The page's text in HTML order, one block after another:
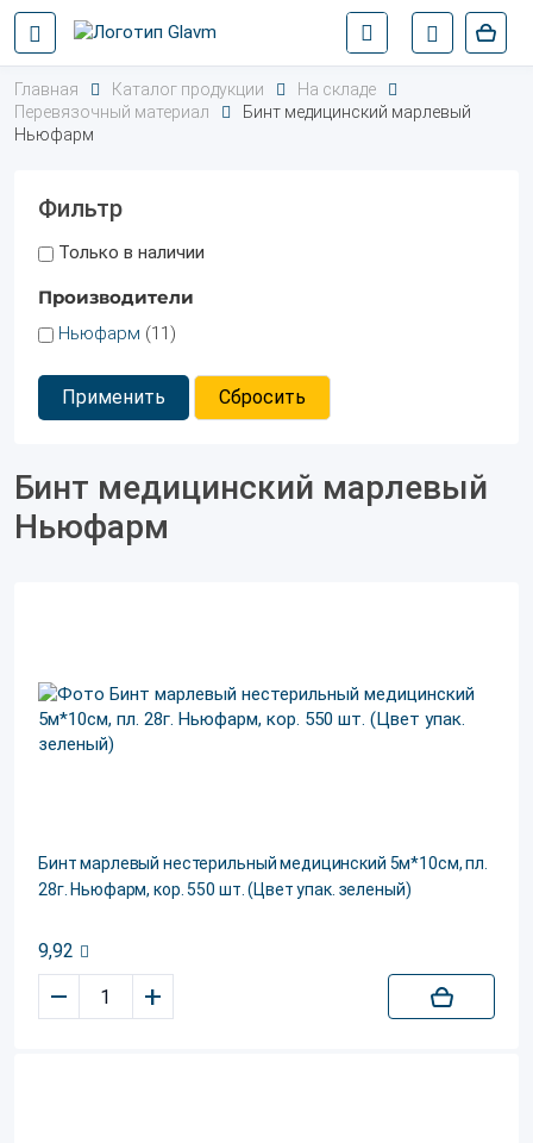
Главная Каталог продукции
На складе
Перевязочный материал
Бинт медицинский марлевый
Ньюфарм
Фильтр
Только в наличии
Производители
Ньюфарм (11)
Применить Сбросить
Бинт медицинский марлевый
Ньюфарм
Бинт марлевый нестерильный медицинский 5м*10см, пл.
28г. Ньюфарм, кор. 550 шт. (Цвет упак. зеленый)
9,92
– +